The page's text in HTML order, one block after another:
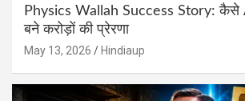
Physics Wallah Success Story: कैसे
बने करोड़ों की प्रेरणा
May 13, 2026 Hindiaup